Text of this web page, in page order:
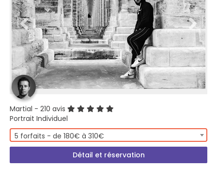
Martial - 210 avis
Portrait Individuel
5 forfaits - de 180€ à 310€
Détail et réservation